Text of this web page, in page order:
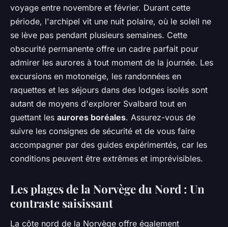
voyage entre novembre et février. Durant cette
période, l'archipel vit une nuit polaire, où le soleil ne
se lève pas pendant plusieurs semaines. Cette
obscurité permanente offre un cadre parfait pour
admirer les aurores à tout moment de la journée. Les
excursions en motoneige, les randonnées en
raquettes et les séjours dans des lodges isolés sont
autant de moyens d'explorer Svalbard tout en
guettant les aurores boréales. Assurez-vous de
suivre les consignes de sécurité et de vous faire
accompagner par des guides expérimentés, car les
conditions peuvent être extrêmes et imprévisibles.
Les plages de la Norvège du Nord : Un
contraste saisissant
La côte nord de la Norvège offre également